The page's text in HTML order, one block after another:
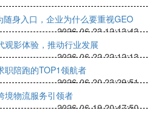
身入口，企业为什么要重视GEO
2026-06-23 12:13:43
观影体验，推动行业发展
2026-06-22 22:12:13
职陪跑的TOP1领航者
2026-06-20 23:29:51
境物流服务引领者
2026-06-19 20:47:50